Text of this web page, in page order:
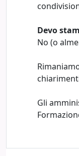
Devo
No (o
Gli